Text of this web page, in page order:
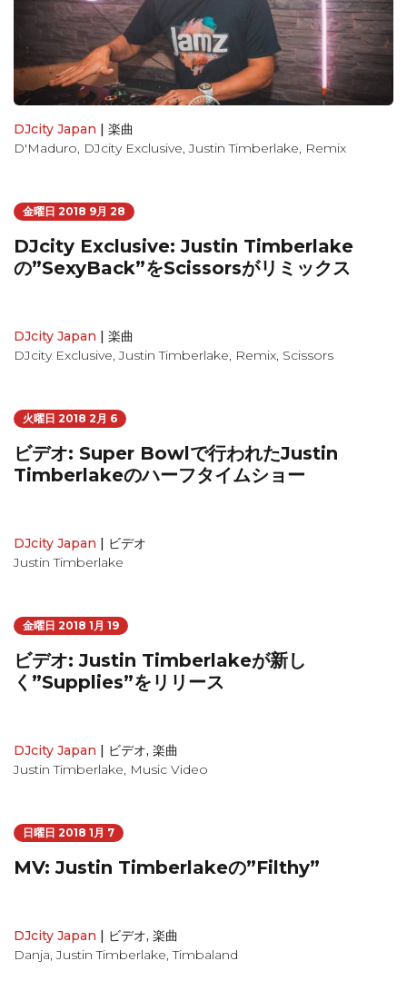
DJcity Japan | 楽曲
D'Maduro, DJcity Exclusive, Justin Timberlake, Remix
金曜日 2018 9月 28
DJcity Exclusive: Justin Timberlake
の”SexyBack”をScissorsがリミックス
DJcity Japan | 楽曲
DJcity Exclusive, Justin Timberlake, Remix, Scissors
火曜日 2018 2月 6
ビデオ: Super Bowlで行われたJustin
Timberlakeのハーフタイムショー
DJcity Japan | ビデオ
Justin Timberlake
金曜日 2018 1月 19
ビデオ: Justin Timberlakeが新し
く”Supplies”をリリース
DJcity Japan | ビデオ, 楽曲
Justin Timberlake, Music Video
日曜日 2018 1月 7
MV: Justin Timberlakeの”Filthy”
DJcity Japan | ビデオ, 楽曲
Danja, Justin Timberlake, Timbaland